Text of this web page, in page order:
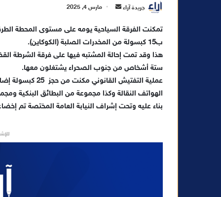
جريدة آراء
س
ل
ب
ر
ي
مارس 4, 2025
تمكنت الفرقة السياحية يومه على مستوى المحطة
ب15 كبسولة من المخدرات الصلبة (الكوكاين).
هذا وقد تمت إحالة المشتبه فيها على فرقة الشرطة
ستة أشخاص من جنوب الصحراء يشتغلون معها.
عملية التفتيش
الهواتف النقالة وكذا مجموعة من البطائق البنكية
بناء عليه وتحت إشراف النيابة العامة المختصة تم